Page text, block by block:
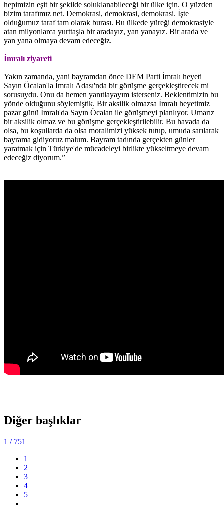
hepimizin eşit bir şekilde soluklanabileceği bir ülke için. O yüzden
bizim tarafımız net. Demokrasi, demokrasi, demokrasi. İşte
olduğumuz taraf tam olarak burası. Bu ülkede yüreği demokrasiyle
atan milyonlarca yurttaşla bir aradayız, yan yanayız. Bir arada ve
yan yana olmaya devam edeceğiz.
İmralı ziyareti
Yakın zamanda, yani bayramdan önce DEM Parti İmralı heyeti
Sayın Öcalan'la İmralı Adası'nda bir görüşme gerçekleştirecek mi
sorusuydu. Onu da hemen yanıtlayayım isterseniz. Beklentimizin bu
yönde olduğunu söylemiştik. Bir aksilik olmazsa İmralı heyetimiz
pazar günü İmralı'da Sayın Öcalan ile görüşmeyi planlıyor. Umarız
bir aksilik olmaz ve bu görüşme gerçekleştirilebilir. Bu havada da
olsa, bu koşullarda da olsa moralimizi yüksek tutup, umuda sarılarak
bayrama gidiyoruz malum. Bayram tadında gerçekten günler
yaratmak için Türkiye'de mücadeleyi birlikte yükseltmeye devam
edeceğiz diyorum.”
Diğer başlıklar
1 / 751
1
2
3
4
5